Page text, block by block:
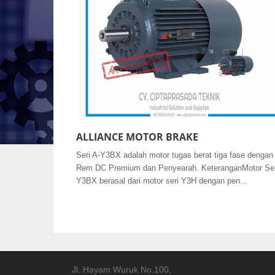
ALLIANCE MOTOR BRAKE
Seri A-Y3BX adalah motor tugas berat tiga fase dengan
Rem DC Premium dan Penyearah. KeteranganMotor
Y3BX berasal dari motor seri Y3H dengan pen...
Jl. Hayam Wuruk No.100,